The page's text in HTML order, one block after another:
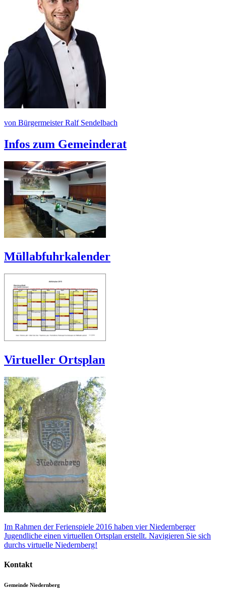
von Bürgermeister Ralf Sendelbach
Infos zum Gemeinderat
Müllabfuhrkalender
Virtueller Ortsplan
Im Rahmen der Ferienspiele 2016 haben vier Niedernberger
Jugendliche einen virtuellen Ortsplan erstellt. Navigieren Sie sich
durchs virtuelle Niedernberg!
Kontakt
Gemeinde Niedernberg